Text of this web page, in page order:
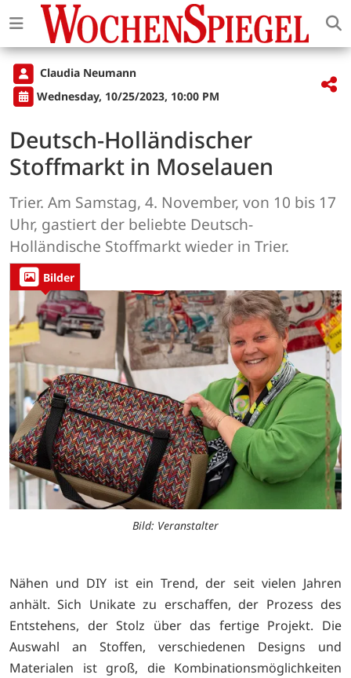
Claudia Neumann
Wednesday, 10/25/2023, 10:00 PM
Deutsch-Holländischer
Stoffmarkt in Moselauen
Trier. Am Samstag, 4. November, von 10 bis 17
Uhr, gastiert der beliebte Deutsch-
Holländische Stoffmarkt wieder in Trier.
Bilder
Bild: Veranstalter
Nähen und DIY ist ein Trend, der seit vielen Jahren
anhält. Sich Unikate zu erschaffen, der Prozess des
Entstehens, der Stolz über das fertige Projekt. Die
Auswahl an Stoffen, verschiedenen Designs und
Materialen ist groß, die Kombinationsmöglichkeiten